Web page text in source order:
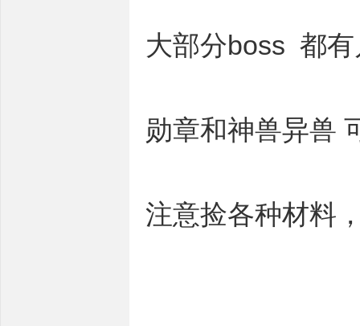
大部分boss 都
勋章和神兽异兽
注意捡各种材料